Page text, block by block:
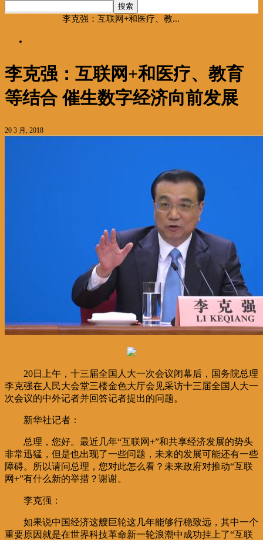
李克强：互联网+和医疗、教...
李克强：互联网+和医疗、教育
等结合 催生数字经济向前发展
20 3 月, 2018
20日上午，十三届全国人大一次会议闭幕后，国务院总理
李克强在人民大会堂三楼金色大厅会见采访十三届全国人大一
次会议的中外记者并回答记者提出的问题。
新华社记者：
总理，您好。最近几年“互联网+”和共享经济发展的势头
非常迅猛，但是也出现了一些问题，未来的发展可能还有一些
障碍。所以请问总理，您对此怎么看？未来政府对推动“互联
网+”有什么新的举措？谢谢。
李克强：
如果说中国经济这艘巨轮这几年能够行稳致远，其中一个
重要原因就是在世界科技革命新一轮浪潮中成功挂上了“互联